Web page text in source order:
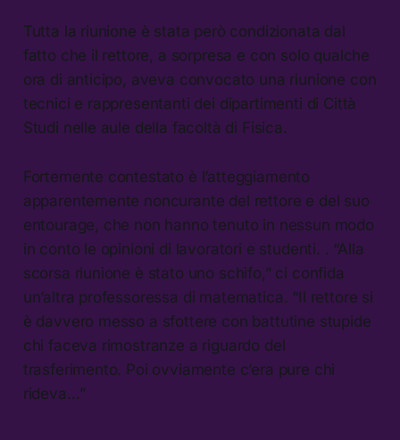
Tutta la riunione è stata però condizionata dal
fatto che il rettore, a sorpresa e con solo qualche
ora di anticipo, aveva convocato una riunione con
tecnici e rappresentanti dei dipartimenti di Città
Studi nelle aule della facoltà di Fisica.
Fortemente contestato è l’atteggiamento
apparentemente noncurante del rettore e del suo
entourage, che non hanno tenuto in nessun modo
in conto le opinioni di lavoratori e studenti. . “Alla
scorsa riunione è stato uno schifo,” ci confida
un’altra professoressa di matematica. “Il rettore si
è davvero messo a sfottere con battutine stupide
chi faceva rimostranze a riguardo del
trasferimento. Poi ovviamente c’era pure chi
rideva…”